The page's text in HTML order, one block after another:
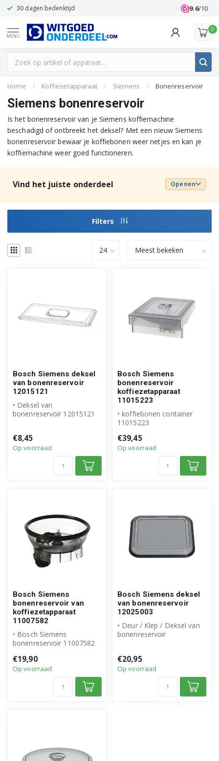
30 dagen bedenktijd Klanten
9.6/10
MENU
0
Home / Koffiezetapparaat / Siemens / Bonenreservoir
Siemens bonenreservoir
Is het bonenreservoir van je Siemens koffiemachine
beschadigd of ontbreekt het deksel? Met een nieuw Siemens
bonenreservoir bewaar je koffiebonen weer netjes en kan je
koffiemachine weer goed functioneren.
Vind het juiste onderdeel Openen
Filters
Bosch Siemens deksel
van bonenreservoir
12015121
• Deksel van
bonenreservoir 12015121
€8,45
Op voorraad
Bosch Siemens
bonenreservoir
koffiezetapparaat
11015223
• koffiebonen container
11015223
product
• Bonenrese...
€39,45
Op voorraad
Bosch Siemens
bonenreservoir van
koffiezetapparaat
11007582
• Bosch Siemens
bonenreservoir 11007582
product
• Re...
€19,90
Op voorraad
Bosch Siemens deksel
van bonenreservoir
12025003
• Deur / Klep / Deksel van
bonenreservoir
€20,95
Op voorraad